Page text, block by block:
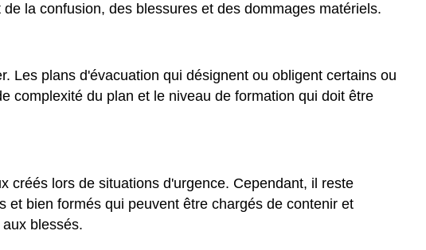
la confusion, des blessures et des dommages matériels.
Les plans d'évacuation qui désignent ou obligent certains ou
complexité du plan et le niveau de formation qui doit être
créés lors de situations d'urgence. Cependant, il reste
bien formés qui peuvent être chargés de contenir et
blessés.